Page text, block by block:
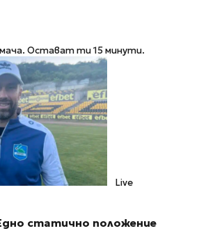
мача. Остават ти 15 минути.
Live
статично положение